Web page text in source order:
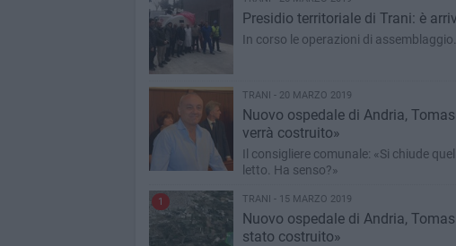
Presidio territoriale di Trani: è
In corso le operazioni di
TRANI - 20 MARZO 2019
Nuovo ospedale di Andria,
verrà costruito»
Il consigliere comunale: «Si chiude
letto. Ha senso?»
1 TRANI - 15 MARZO 2019
Nuovo ospedale di Andria,
stato costruito»